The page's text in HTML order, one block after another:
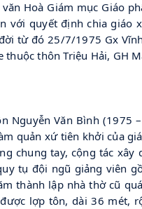
Hoà Giám mục Giáo
với quyết định chia giáo
từ đó 25/7/1975 Gx
thuộc thôn Triệu Hải, GH
Nguyễn Văn Bình (1975
quản xứ tiên khởi của
chung tay, cộng tác
tụ đội ngũ giảng viên
thành lập nhà thờ cũ
lợp tôn, dài 36 mét,